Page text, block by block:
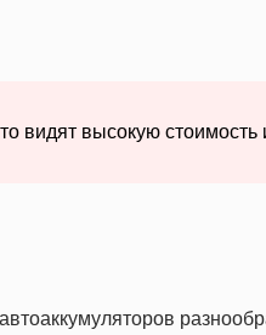
видят высокую стоимость